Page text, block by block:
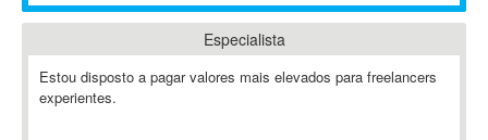
Abstract Window Toolkit (AWT)
AC Drives
AC3
Especialista
Estou disposto a pagar valores mais elevados para freelancers
experientes.